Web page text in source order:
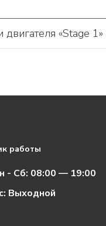
«Stage 1»
работы
- Сб: 08:00 — 19:00
Выходной